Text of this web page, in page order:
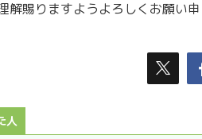
解賜りますようよろしくお願い申
人